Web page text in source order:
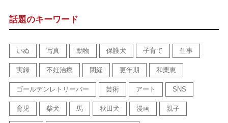
話題のキーワード
いぬ 写真 動物 保護犬 子育て 仕事
実録 不妊治療 閉経 更年期 和栗恵
ゴールデンレトリーバー 芸術 アート SNS
育児 柴犬 馬 秋田犬 漫画 親子